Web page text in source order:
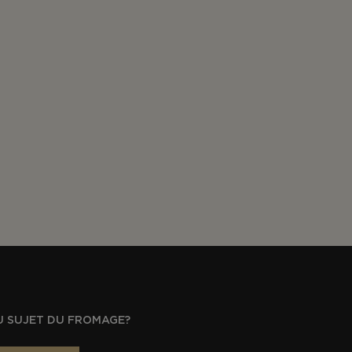
DU FROMAGE?